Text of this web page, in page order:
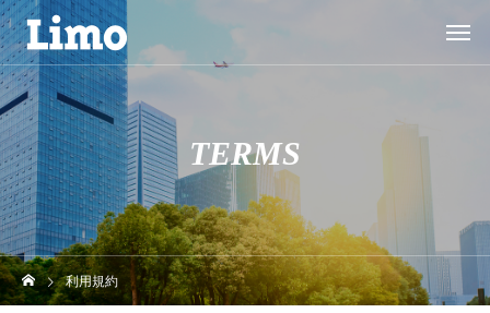
TERMS
利用規約